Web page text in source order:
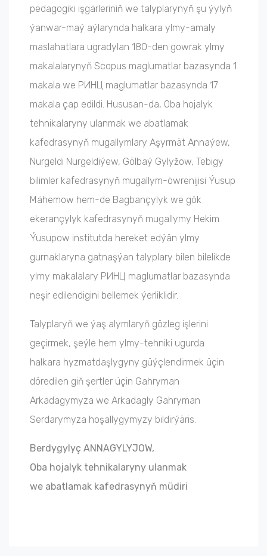
pedagogiki işgärleriniň we talyplarynyň şu ýylyň
ýanwar-maý aýlarynda halkara ylmy-amaly
maslahatlara ugradylan 180-den gowrak ylmy
makalalarynyň Scopus maglumatlar bazasynda 1
makala we PИHЦ maglumatlar bazasynda 17
makala çap edildi. Hususan-da, Oba hojalyk
tehnikalaryny ulanmak we abatlamak
kafedrasynyň mugallymlary Aşyrmät Annaýew,
Nurgeldi Nurgeldiýew, Gölbaý Gylyžow, Tebigy
bilimler kafedrasynyň mugallym-öwrenijisi Ýusup
Mähemow hem-de Bagbançylyk we gök
ekerançylyk kafedrasynyň mugallymy Hekim
Ýusupow institutda hereket edýän ylmy
gurnaklaryna gatnaşýan talyplary bilen bilelikde
ylmy makalalary PИHЦ maglumatlar bazasynda
neşir edilendigini bellemek ýerliklidir.
Talyplaryň we ýaş alymlaryň gözleg işlerini
geçirmek, şeýle hem ylmy-tehniki ugurda
halkara hyzmatdaşlygyny güýçlendirmek üçin
döredilen giň şertler üçin Gahryman
Arkadagymyza we Arkadagly Gahryman
Serdarymyza hoşallygymyzy bildirýäris.
Berdygylyç ANNAGYLYJOW,
Oba hojalyk tehnikalaryny ulanmak
we abatlamak kafedrasynyň müdiri